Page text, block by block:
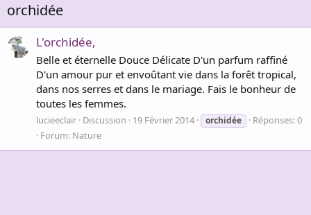
orchidée
L'orchidée,
Belle et éternelle Douce Délicate D'un parfum raffiné
D'un amour pur et envoûtant vie dans la forêt tropical,
dans nos serres et dans le mariage. Fais le bonheur de
toutes les femmes.
lucieeclair Discussion 19 Février 2014 orchidée
Réponses: 0
Forum: Nature